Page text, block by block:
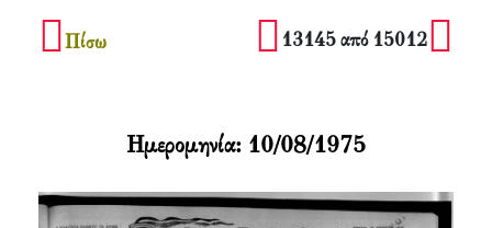
Πίσω 13145 από 15012
Ημερομηνία: 10/08/1975